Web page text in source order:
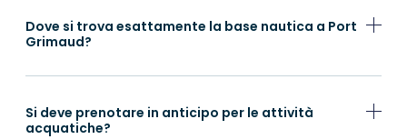
Dove si trova esattamente la base nautica a Port
Grimaud?
Si deve prenotare in anticipo per le attività
acquatiche?